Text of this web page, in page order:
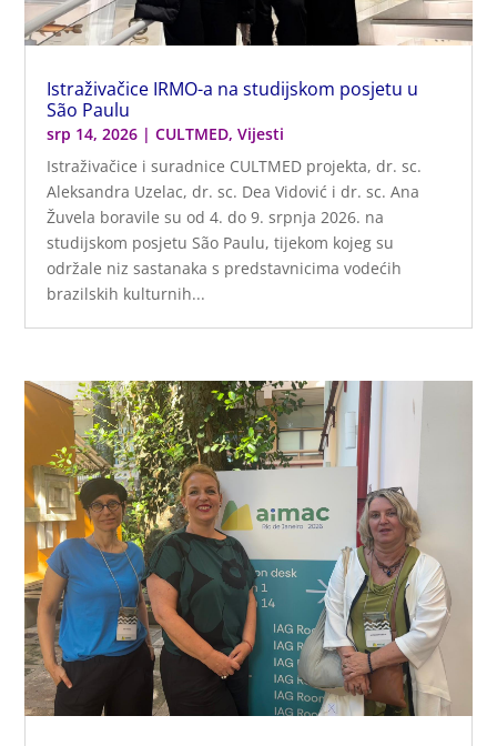
Istraživačice IRMO-a na studijskom posjetu u
São Paulu
srp 14, 2026 |CULTMED,Vijesti
Istraživačice i suradnice CULTMED projekta, dr. sc.
Aleksandra Uzelac, dr. sc. Dea Vidović i dr. sc. Ana
Žuvela boravile su od 4. do 9. srpnja 2026. na
studijskom posjetu São Paulu, tijekom kojeg su
održale niz sastanaka s predstavnicima vodećih
brazilskih kulturnih...